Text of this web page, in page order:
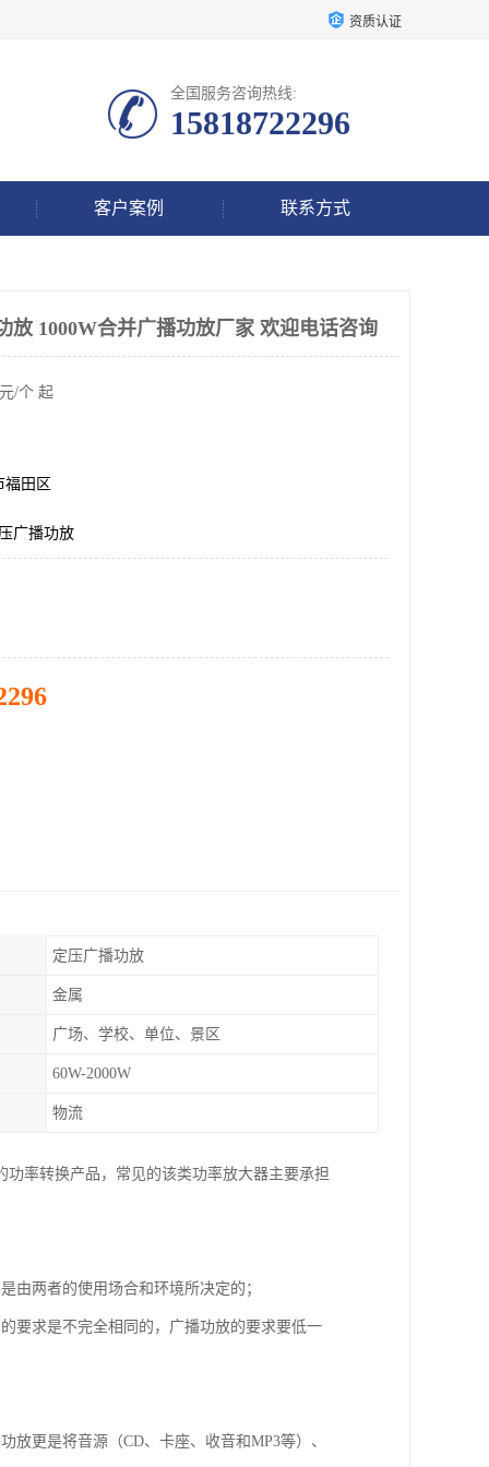
资质认证
全国服务咨询热线:
15818722296
客户案例 联系方式
放 1000W合并广播功放厂家 欢迎电话咨询
/个 起
福田区
广播功放
定压广播功放
金属
广场、学校、单位、景区
60W-2000W
物流
率转换产品，常见的该类功率放大器主要承担
由两者的使用场合和环境所决定的；
要求是不完全相同的，广播功放的要求要低一
更是将音源（CD、卡座、收音和MP3等）、